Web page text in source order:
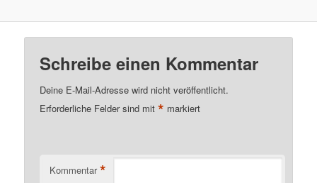
Schreibe einen Kommentar
Deine E-Mail-Adresse wird nicht veröffentlicht.
Erforderliche Felder sind mit* markiert
Kommentar *